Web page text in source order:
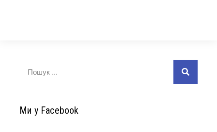
Ми у Facebook